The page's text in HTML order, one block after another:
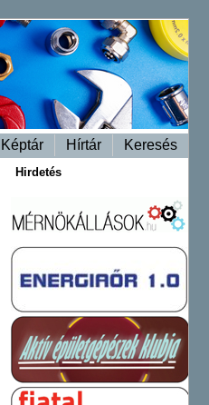
Képtár Hírtár Keresés
Hirdetés